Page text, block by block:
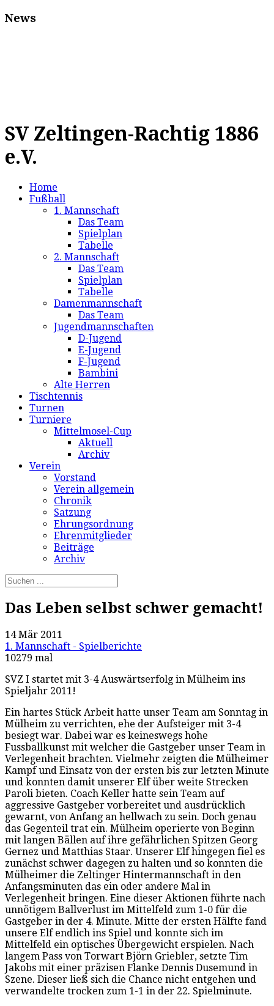
News
SV Zeltingen-Rachtig 1886
e.V.
Home
Fußball
1. Mannschaft
Das Team
Spielplan
Tabelle
2. Mannschaft
Das Team
Spielplan
Tabelle
Damenmannschaft
Das Team
Jugendmannschaften
D-Jugend
E-Jugend
F-Jugend
Bambini
Alte Herren
Tischtennis
Turnen
Turniere
Mittelmosel-Cup
Aktuell
Archiv
Verein
Vorstand
Verein allgemein
Chronik
Satzung
Ehrungsordnung
Ehrenmitglieder
Beiträge
Archiv
Das Leben selbst schwer gemacht!
14 Mär 2011
1. Mannschaft - Spielberichte
10279 mal
SVZ I startet mit 3-4 Auswärtserfolg in Mülheim ins
Spieljahr 2011!
Ein hartes Stück Arbeit hatte unser Team am Sonntag in
Mülheim zu verrichten, ehe der Aufsteiger mit 3-4
besiegt war. Dabei war es keineswegs hohe
Fussballkunst mit welcher die Gastgeber unser Team in
Verlegenheit brachten. Vielmehr zeigten die Mülheimer
Kampf und Einsatz von der ersten bis zur letzten Minute
und konnten damit unserer Elf über weite Strecken
Paroli bieten. Coach Keller hatte sein Team auf
aggressive Gastgeber vorbereitet und ausdrücklich
gewarnt, von Anfang an hellwach zu sein. Doch genau
das Gegenteil trat ein. Mülheim operierte von Beginn
mit langen Bällen auf ihre gefährlichen Spitzen Georg
Gernez und Matthias Staar. Unserer Elf hingegen fiel es
zunächst schwer dagegen zu halten und so konnten die
Mülheimer die Zeltinger Hintermannschaft in den
Anfangsminuten das ein oder andere Mal in
Verlegenheit bringen. Eine dieser Aktionen führte nach
unnötigem Ballverlust im Mittelfeld zum 1-0 für die
Gastgeber in der 4. Minute. Mitte der ersten Hälfte fand
unsere Elf endlich ins Spiel und konnte sich im
Mittelfeld ein optisches Übergewicht erspielen. Nach
langem Pass von Torwart Björn Griebler, setzte Tim
Jakobs mit einer präzisen Flanke Dennis Dusemund in
Szene. Dieser ließ sich die Chance nicht entgehen und
verwandelte trocken zum 1-1 in der 22. Spielminute.